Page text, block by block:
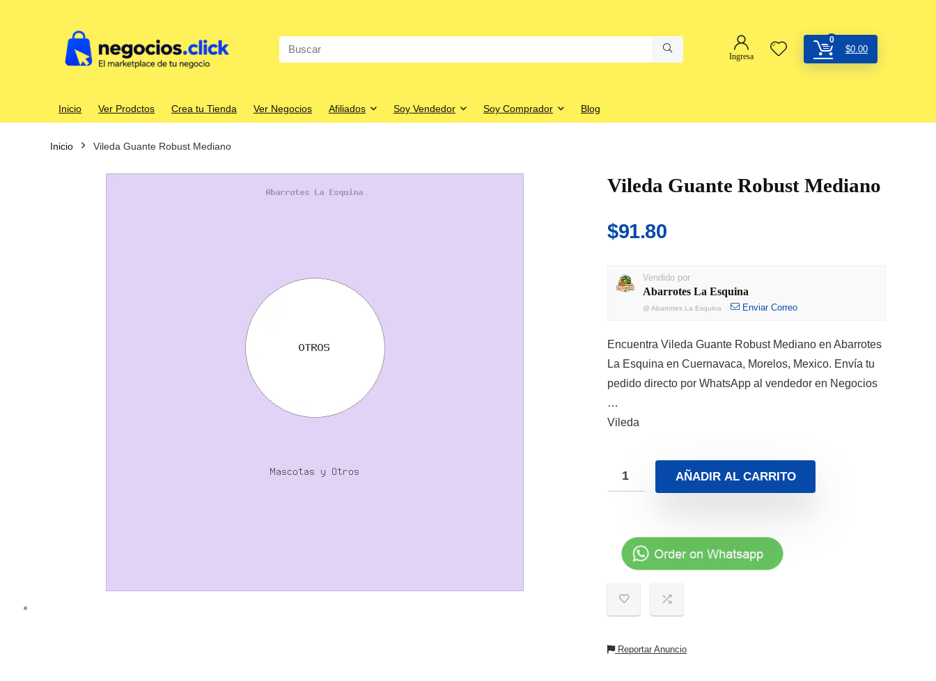
Search
for:
Ingresa
0
$0.00
Inicio Ver Prodctos Crea tu Tienda Ver Negocios Afiliados Soy Vendedor Soy Comprador Blog
Inicio Vileda Guante Robust Mediano
Vileda Guante Robust Mediano
$91.80
Vendido por
Abarrotes La Esquina
@ Abarrotes La Esquina Enviar Correo
Encuentra Vileda Guante Robust Mediano en Abarrotes
La Esquina en Cuernavaca, Morelos, Mexico. Envía tu
pedido directo por WhatsApp al vendedor en Negocios
…
Vileda
AÑADIR AL CARRITO
Reportar Anuncio